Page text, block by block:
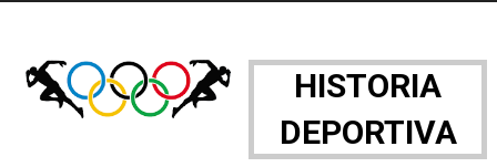
Campeonato de Europa de MTB 2026 (Monteceneri,
Campeonato de Europa de remo 2026 (Varese, Italia)
Mundial de lacrosse femenino 2026 (Tokio, Japón) -
Máxima celebración en el último Impact! con Jason
HISTORIA
DEPORTIVA